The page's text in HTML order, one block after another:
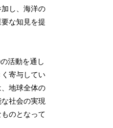
し、海洋の
な知見を提
活動を通し
寄与してい
地球全体の
社会の実現
のとなって